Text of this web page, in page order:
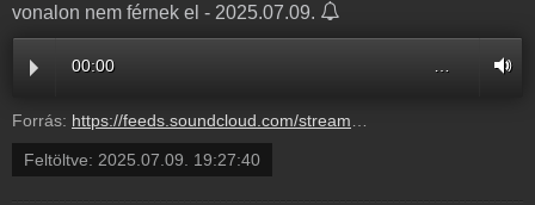
vonalon nem férnek el - 2025.07.09.
00:00 …
Forrás: https://feeds.soundcloud.com/stream/2127226434-radio1hungary-4-tul-szelesek-az-uj-caf-villamosok-tobb-tervezett-vonalon-nem-fernek-el-4.mp3
Feltöltve: 2025.07.09. 19:27:40